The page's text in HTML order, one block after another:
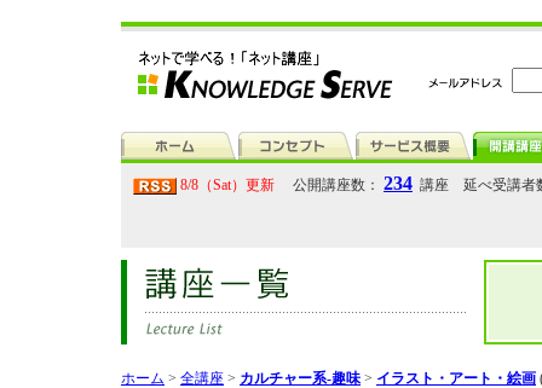
8/8（Sat）更新 公開講座数： 234 講座 延べ受講者
ホーム > 全講座 > カルチャー系-趣味> イラスト・アート・絵画